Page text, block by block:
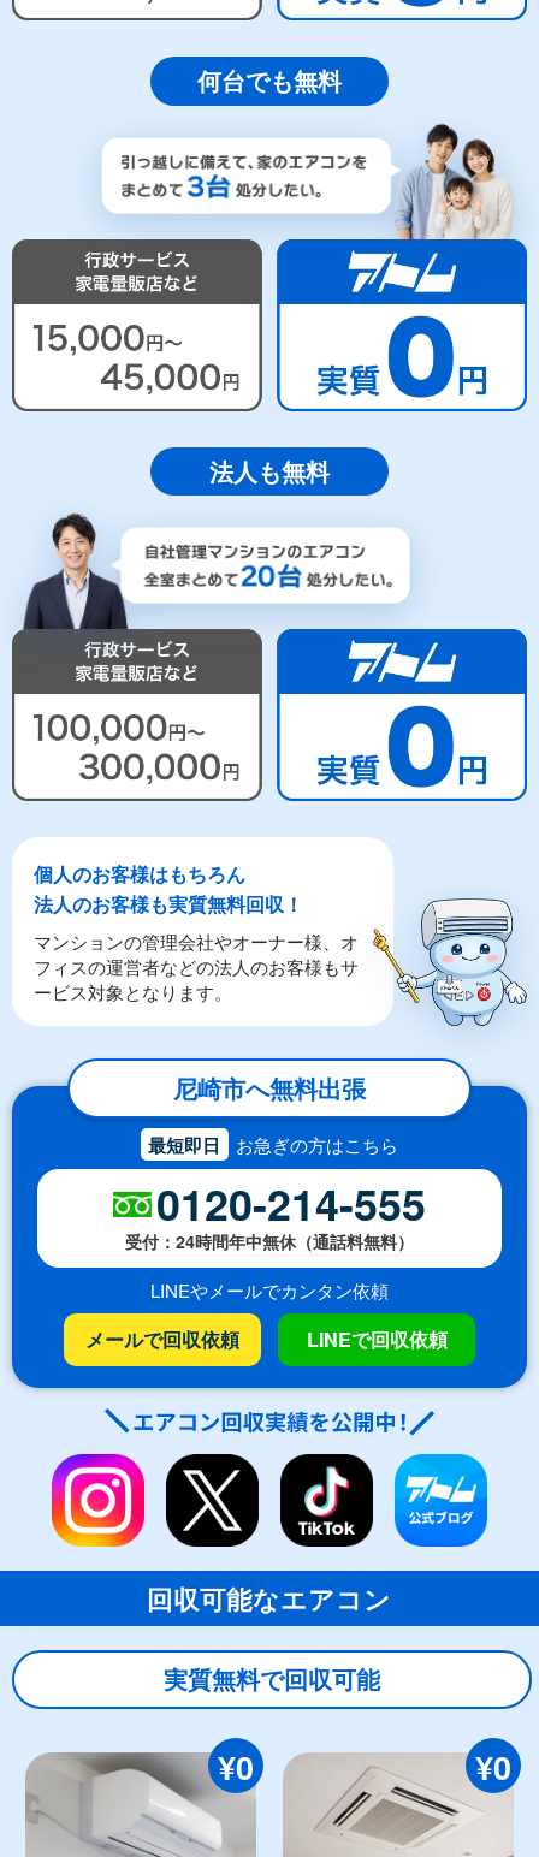
何台でも無料
法人も無料
個人のお客様はもちろん
法人のお客様も実質無料回収！
マンションの管理会社やオーナー様、オ
フィスの運営者などの法人のお客様もサ
ービス対象となります。
尼崎市へ無料出張
最短即日 お急ぎの方はこちら
0120-214-555
受付：24時間年中無休（通話料無料）
LINEやメールでカンタン依頼
メールで回収依頼 LINEで回収依頼
回収可能なエアコン
実質無料で回収可能
¥0 ¥0